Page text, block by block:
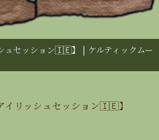
ュセッション🇮🇪】 | ケルティックムー
リッシュセッション🇮🇪】